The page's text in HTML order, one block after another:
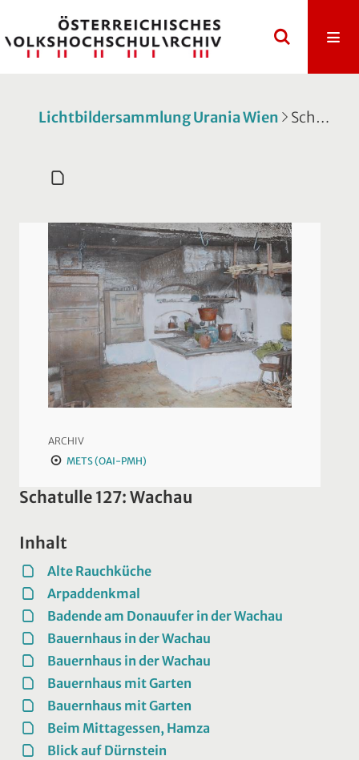
Lichtbildersammlung Urania Wien Schatulle 127: Wachau
ARCHIV
METS (OAI-PMH)
Schatulle 127: Wachau
Inhalt
Alte Rauchküche
Arpaddenkmal
Badende am Donauufer in der Wachau
Bauernhaus in der Wachau
Bauernhaus in der Wachau
Bauernhaus mit Garten
Bauernhaus mit Garten
Beim Mittagessen, Hamza
Blick auf Dürnstein